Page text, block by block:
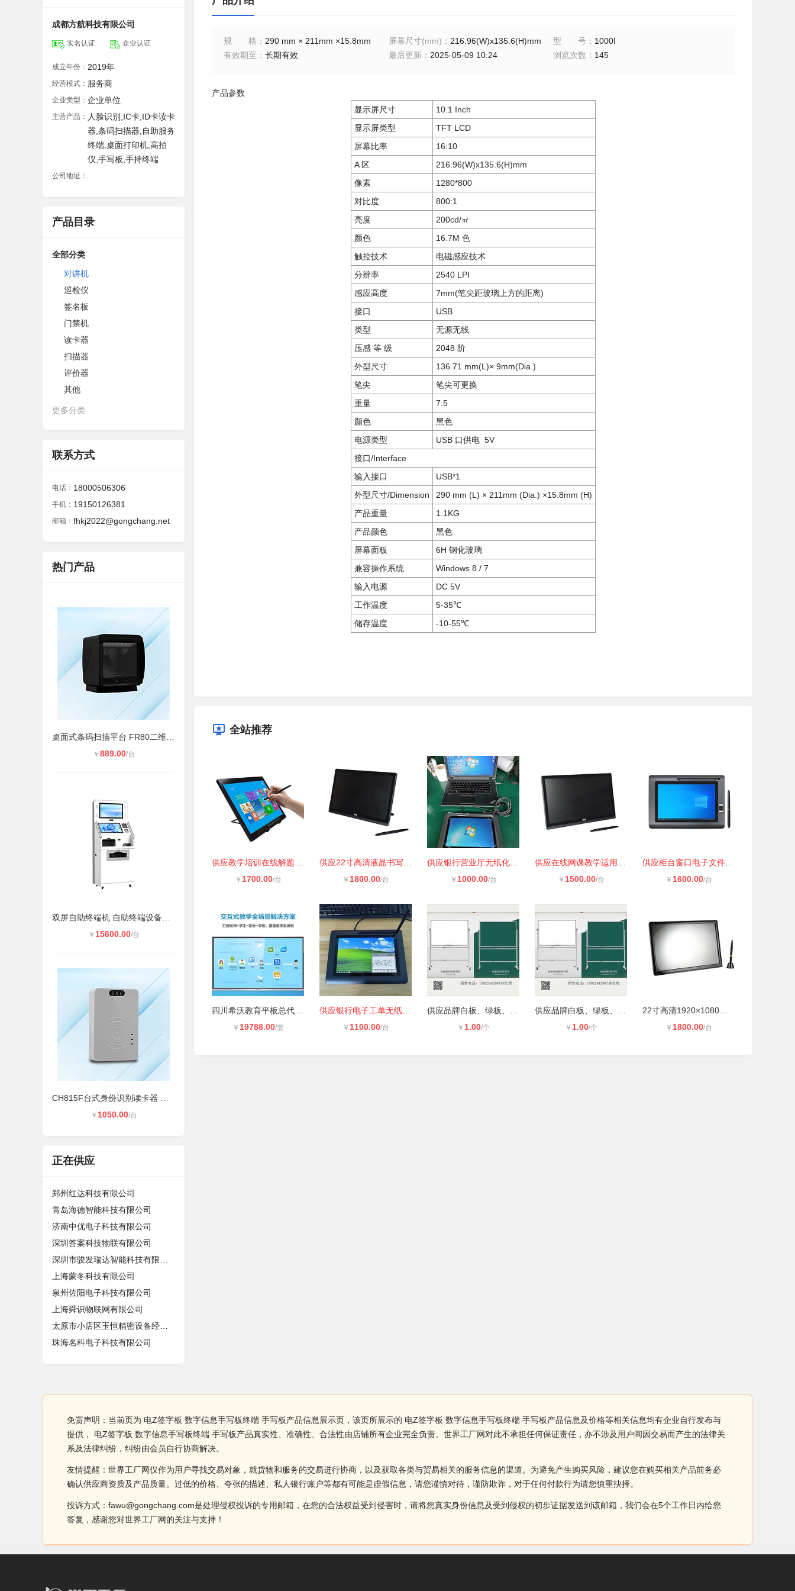
成都方航科技有限公司
实名认证 企业认证
成立年份： 2019年
经营模式： 服务商
企业类型： 企业单位
主营产品： 人脸识别,IC卡,ID卡读卡
器,条码扫描器,自助服务
终端,桌面打印机,高拍
仪,手写板,手持终端
公司地址：
产品目录
全部分类
对讲机
巡检仪
签名板
门禁机
读卡器
扫描器
评价器
其他
更多分类
联系方式
电话： 18000506306
手机： 19150126381
邮箱： fhkj2022@gongchang.net
热门产品
￥ 889.00/台
￥ 15600.00/台
￥ 1050.00/台
正在供应
郑州红达科技有限公司
青岛海德智能科技有限公司
济南中优电子科技有限公司
深圳答案科技物联有限公司
上海蒙冬科技有限公司
泉州佐阳电子科技有限公司
上海舜识物联网有限公司
珠海名科电子科技有限公司
规格 ： 290 mm × 211mm ×15.8mm 屏幕尺寸(mm) ： 216.96(W)x135.6(H)mm 型号 ： 1000l
有效期至 ： 长期有效 最后更新： 2025-05-09 10:24 浏览次数 ： 145
产品参数
显示屏尺寸
10.1 Inch
显示屏类型
TFT LCD
屏幕比率
16:10
A 区
216.96(W)x135.6(H)mm
像素
1280*800
对比度
800:1
亮度
200cd/㎡
颜色
16.7M 色
触控技术
电磁感应技术
分辨率
2540 LPI
感应高度
7mm(笔尖距玻璃上方的距离)
接口
USB
类型
无源无线
压感 等 级
2048 阶
外型尺寸
136.71 mm(L)× 9mm(Dia.)
笔尖
笔尖可更换
重量
7.5
颜色
黑色
电源类型
USB 口供电 5V
接口/Interface
输入接口
USB*1
外型尺寸/Dimension
290 mm (L) × 211mm (Dia.) ×15.8mm (H)
产品重量
1.1KG
产品颜色
黑色
屏幕面板
6H 钢化玻璃
兼容操作系统
Windows 8 / 7
输入电源
DC 5V
工作温度
5-35℃
储存温度
-10-55℃
全站推荐
￥ 1700.00/台 ￥ 1800.00/台 ￥ 1000.00/台 ￥ 1500.00/台 ￥ 1600.00/台
￥ 19788.00/套 ￥ 1100.00/台 ￥ 1.00/个 ￥ 1.00/个 ￥ 1800.00/台
免责声明：当前页为 电Z签字板 数字信息手写板终端 手写板产品信息展示页，该页所展示的 电Z签字板 数字信息手写板终端 手写板产品信息及价格等相关信息均有企业自行发布与
提供， 电Z签字板 数字信息手写板终端 手写板产品真实性、准确性、合法性由店铺所有企业完全负责。世界工厂网对此不承担任何保证责任，亦不涉及用户间因交易而产生的法律关
系及法律纠纷，纠纷由会员自行协商解决。
友情提醒：世界工厂网仅作为用户寻找交易对象，就货物和服务的交易进行协商，以及获取各类与贸易相关的服务信息的渠道。为避免产生购买风险，建议您在购买相关产品前务必
确认供应商资质及产品质量。过低的价格、夸张的描述、私人银行账户等都有可能是虚假信息，请您谨慎对待，谨防欺诈，对于任何付款行为请您慎重抉择。
投诉方式：fawu@gongchang.com是处理侵权投诉的专用邮箱，在您的合法权益受到侵害时，请将您真实身份信息及受到侵权的初步证据发送到该邮箱，我们会在5个工作日内给您
答复，感谢您对世界工厂网的关注与支持！